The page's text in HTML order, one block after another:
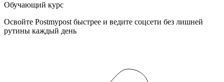
Обучающий курс
Освойте Postmypost быстрее и ведите соцсети без лишней
рутины каждый день